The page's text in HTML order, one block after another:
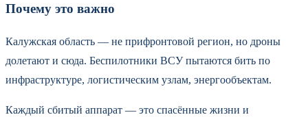
Почему это важно
Калужская область — не прифронтовой регион, но дроны
долетают и сюда. Беспилотники ВСУ пытаются бить по
инфраструктуре, логистическим узлам, энергообъектам.
Каждый сбитый аппарат — это спасённые жизни и